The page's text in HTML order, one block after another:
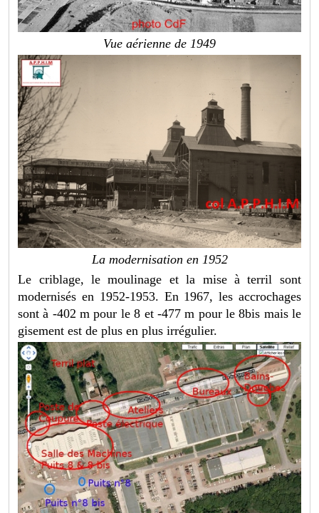
Vue aérienne de 1949
La modernisation en 1952
Le criblage, le moulinage et la mise à terril sont
modernisés en 1952-1953. En 1967, les accrochages
sont à -402 m pour le 8 et -477 m pour le 8bis mais le
gisement est de plus en plus irrégulier.